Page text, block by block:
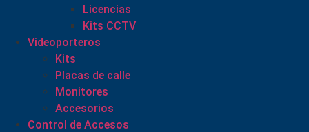
Licencias
Kits CCTV
Videoporteros
Kits
Placas de calle
Monitores
Accesorios
Control de Accesos